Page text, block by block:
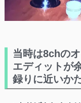
当時は8chの
エディットが
録りに近いか